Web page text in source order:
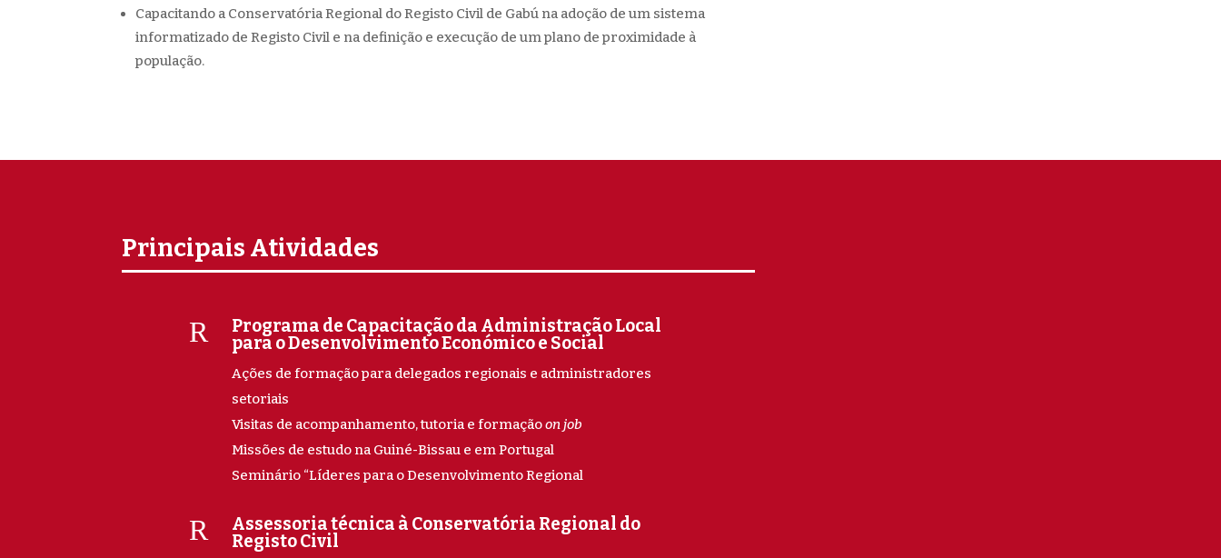
Capacitando a Conservatória Regional do Registo Civil de Gabú na adoção de um sistema
informatizado de Registo Civil e na definição e execução de um plano de proximidade à
população.
Principais Atividades
R
Programa de Capacitação da Administração Local
para o Desenvolvimento Económico e Social
Ações de formação para delegados regionais e administradores
setoriais
Visitas de acompanhamento, tutoria e formaçãoon job
Missões de estudo na Guiné-Bissau e em Portugal
Seminário “Líderes para o Desenvolvimento Regional
R
Assessoria técnica à Conservatória Regional do
Registo Civil